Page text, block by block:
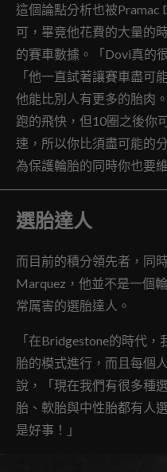
這個論點分析也被Pramac
可，畢竟他花費的大量的
的賽車數據。「Dovi真的
「他一直試著讓賽車盡可
他能比別人有更多的胎肉
跑的飛快，但10圈之後你
速，所以你比須盡可能的
為保護輪胎的同時你也要
選胎達人
而目前的積分領先者，同
Marquez，他並不是一個
常厲害的選胎達人。
「在Bridgestone的時代
胎的模式進行，而且每個
說，「現在我們有很多種
胎、軟胎與中性胎都有人
是好事！」